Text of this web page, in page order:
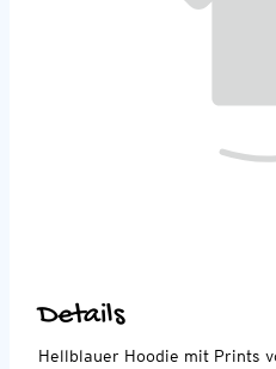
Details
Hellblauer Hoodie mit Prints